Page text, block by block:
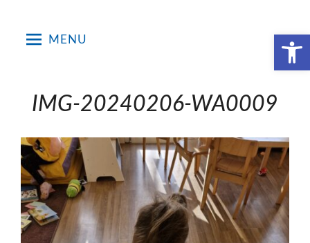
Open toolbar
MENU
IMG-20240206-WA0009